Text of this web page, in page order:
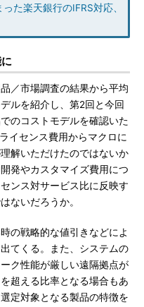
た楽天銀行のIFRS対応、
／市場調査の結果から平均
ルを紹介し、第2回と今回
のコストモデルを確認いた
イセンス費用からマクロに
解いただけたのではないか
発やカスタマイズ費用につ
ンス対サービス比に反映す
ないだろうか。
の戦略的な値引きなどによ
てくる。また、システムの
ク性能が厳しい遠隔拠点が
超える比率となる場合もあ
定対象となる製品の特徴を